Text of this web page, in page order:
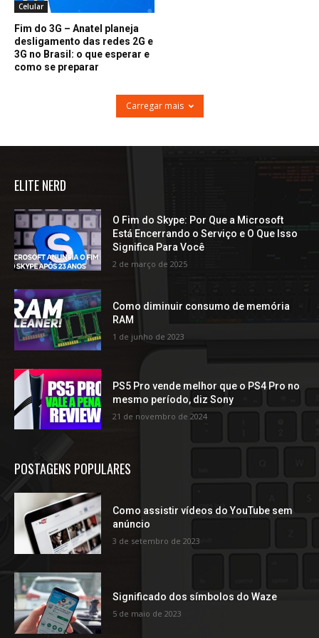
Celular
Fim do 3G – Anatel planeja
desligamento das redes 2G e
3G no Brasil: o que esperar e
como se preparar
Carregar mais
ELITE NERD
O Fim do Skype: Por Que a Microsoft
Está Encerrando o Serviço e O Que Isso
Significa Para Você
2 de março de 2025
Como diminuir consumo de memória
RAM
1 de junho de 2023
PS5 Pro vende melhor que o PS4 Pro no
mesmo período, diz Sony
21 de novembro de 2024
POSTAGENS POPULARES
Como assistir vídeos do YouTube sem
anúncio
3 de setembro de 2023
Significado dos símbolos do Waze
5 de maio de 2023